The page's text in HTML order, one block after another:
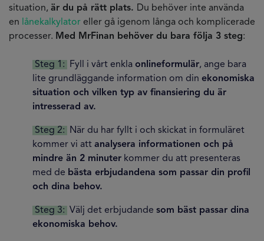
situation, är du på rätt plats. Du behöver inte använda
en
lånekalkylator eller gå igenom långa och komplicerade
processer. Med MrFinan behöver du bara följa 3 steg:
Steg 1: Fyll i vårt enkla onlineformulär, ange bara
lite grundläggande information om din ekonomiska
situation och vilken typ av finansiering du är
intresserad av.
Steg 2:
När du har fyllt i och skickat in formuläret
kommer vi att analysera informationen och på
mindre än 2 minuter kommer du att presenteras
med de bästa erbjudandena som passar din profil
och dina behov.
Steg 3: Välj det erbjudande som bäst passar dina
ekonomiska behov.